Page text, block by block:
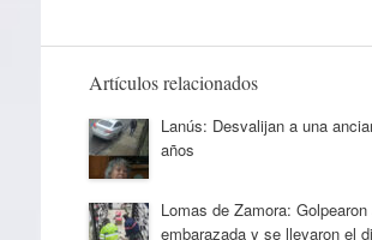
Artículos relacionados
Lanús: Desvalijan a una
años
Lomas de Zamora: Golpearon
embarazada y se llevaron el